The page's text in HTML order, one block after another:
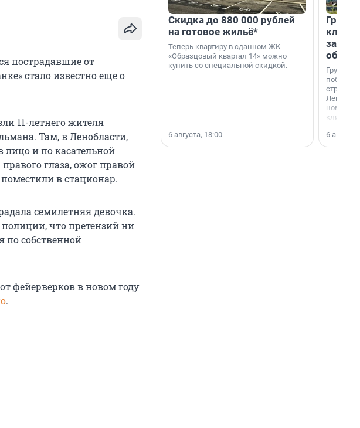
пострадавшие от
стало известно еще о
11-летнего жителя
Там, в Ленобласти,
и по касательной
глаза, ожог правой
в стационар.
семилетняя девочка.
что претензий ни
по собственной
от фейерверков в новом году
.
Скидка до 880 000 рублей
на готовое жильё*
Теперь квартиру в сданном ЖК
«Образцовый квартал 14» можно
купить со специальной скидкой.
6 августа, 18:00
Группа
области».
6